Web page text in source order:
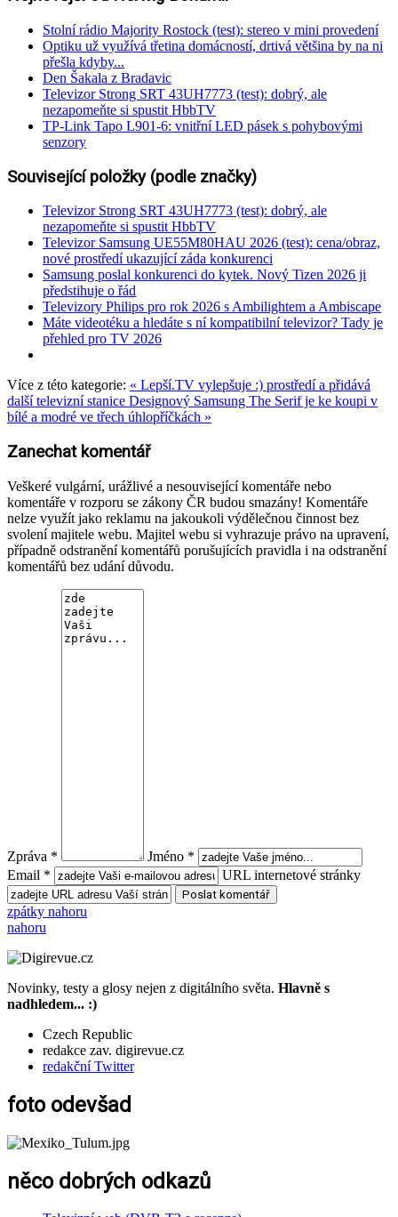
Stolní rádio Majority Rostock (test): stereo v mini provedení
Optiku už využívá třetina domácností, drtivá většina by na ni
přešla kdyby...
Den Šakala z Bradavic
Televizor Strong SRT 43UH7773 (test): dobrý, ale
nezapomeňte si spustit HbbTV
TP-Link Tapo L901-6: vnitřní LED pásek s pohybovými
senzory
Související položky (podle značky)
Televizor Strong SRT 43UH7773 (test): dobrý, ale
nezapomeňte si spustit HbbTV
Televizor Samsung UE55M80HAU 2026 (test): cena/obraz,
nové prostředí ukazující záda konkurenci
Samsung poslal konkurenci do kytek. Nový Tizen 2026 ji
předstihuje o řád
Televizory Philips pro rok 2026 s Ambilightem a Ambiscape
Máte videotéku a hledáte s ní kompatibilní televizor? Tady je
přehled pro TV 2026
Více z této kategorie: « Lepší.TV vylepšuje :) prostředí a přidává
další televizní stanice Designový Samsung The Serif je ke koupi v
bílé a modré ve třech úhlopříčkách »
Zanechat komentář
Veškeré vulgární, urážlivé a nesouvisející komentáře nebo
komentáře v rozporu se zákony ČR budou smazány! Komentáře
nelze využít jako reklamu na jakoukoli výdělečnou činnost bez
svolení majitele webu. Majitel webu si vyhrazuje právo na upravení,
případně odstranění komentářů porušujících pravidla i na odstranění
komentářů bez udání důvodu.
Zpráva *
Jméno *
Email *
URL internetové stránky
zpátky nahoru
nahoru
Novinky, testy a glosy nejen z digitálního světa. Hlavně s
nadhledem... :)
Czech Republic
redakce zav. digirevue.cz
redakční Twitter
foto odevšad
něco dobrých odkazů